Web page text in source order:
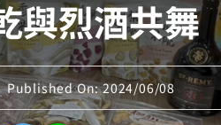
與烈酒共舞
Published On: 2024/06/08